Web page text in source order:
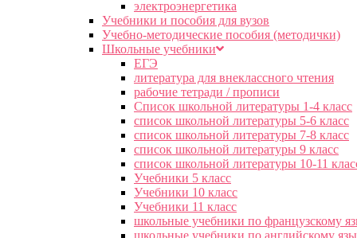
электроэнергетика
Учебники и пособия для вузов
Учебно-методические пособия (методички)
Школьные учебники
ЕГЭ
литература для внеклассного чтения
рабочие тетради / прописи
Список школьной литературы 1-4 класс
список школьной литературы 5-6 класс
список школьной литературы 7-8 класс
список школьной литературы 9 класс
список школьной литературы 10-11
Учебники 5 класс
Учебники 10 класс
Учебники 11 класс
школьные учебники по французскому
школьные учебники по английскому